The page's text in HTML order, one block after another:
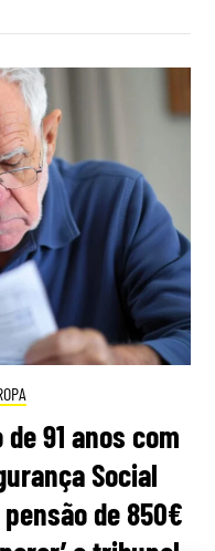
91 anos com
Social
de 850€